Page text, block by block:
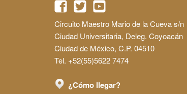
Circuito Maestro Mario de la Cueva s/n
Ciudad Universitaria, Deleg. Coyoacán
Ciudad de México, C.P. 04510
Tel. +52(55)5622 7474
¿Cómo llegar?